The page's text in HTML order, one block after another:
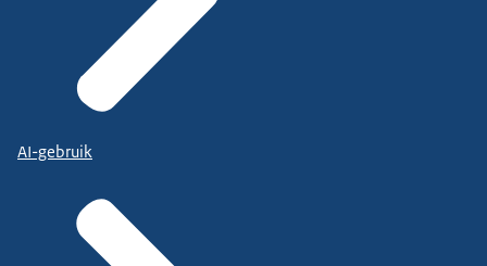
AI-gebruik